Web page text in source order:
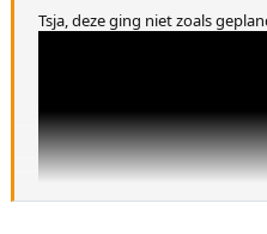
Tsja, deze ging niet zoals